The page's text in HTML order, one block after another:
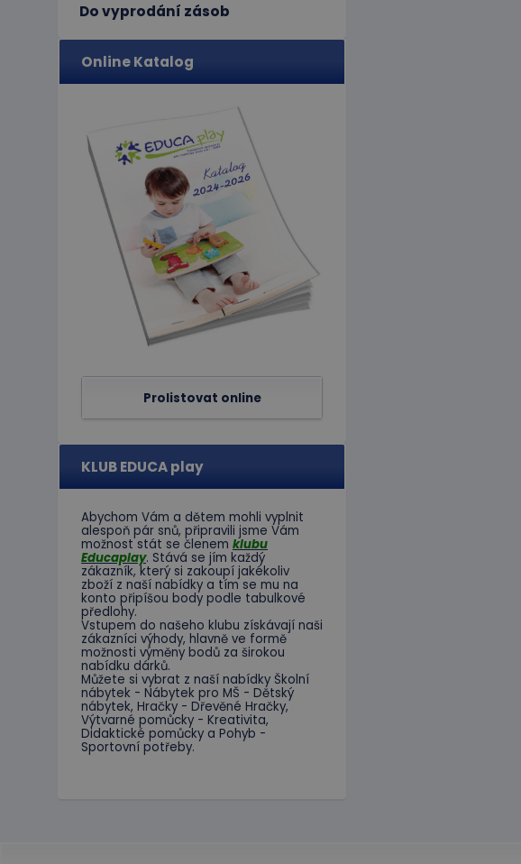
Do vyprodání zásob
Online Katalog
Prolistovat online
KLUB EDUCA play
Abychom Vám a dětem mohli vyplnit
alespoň pár snů, připravili jsme Vám
možnost stát se členem klubu
Educaplay. Stává se jím každý
zákazník, který si zakoupí jakékoliv
zboží z naší nabídky a tím se mu na
konto připíšou body podle tabulkové
předlohy.
Vstupem do našeho klubu získávají naši
zákazníci výhody, hlavně ve formě
možnosti výměny bodů za širokou
nabídku dárků.
Můžete si vybrat z naší nabídky Školní
nábytek - Nábytek pro MŠ - Dětský
nábytek, Hračky - Dřevěné Hračky,
Výtvarné pomůcky - Kreativita,
Didaktické pomůcky a Pohyb -
Sportovní potřeby.
limit
_ga